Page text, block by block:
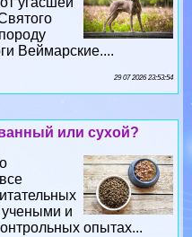
Веймарские....
29 07 2026 23:53:54
или сухой?
и
опытах...